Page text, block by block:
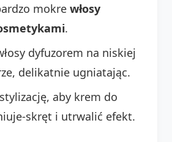
mokre włosy
.
dyfuzorem na niskiej
delikatnie ugniatając.
aby krem do
skręt i utrwalić efekt.